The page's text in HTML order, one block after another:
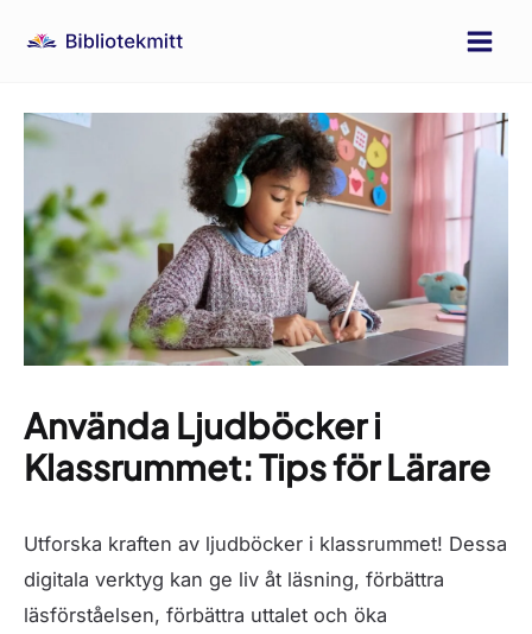
Använda Ljudböcker i
Klassrummet: Tips för Lärare
Utforska kraften av ljudböcker i klassrummet! Dessa
digitala verktyg kan ge liv åt läsning, förbättra
läsförståelsen, förbättra uttalet och öka